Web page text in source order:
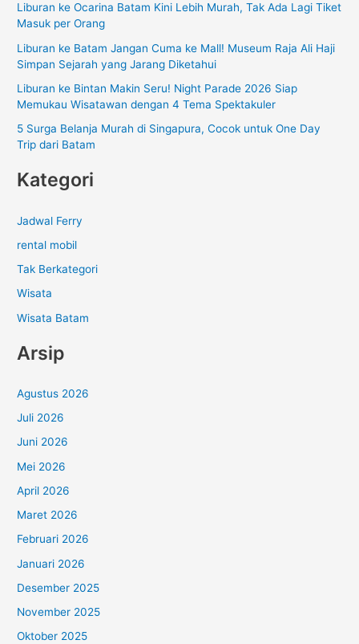
tLiburan ke Ocarina Batam Kini Lebih Murah, Tak Ada Lagi Tiket
Masuk per Orang
Liburan ke Batam Jangan Cuma ke Mall! Museum Raja Ali Haji
Simpan Sejarah yang Jarang Diketahui
Liburan ke Bintan Makin Seru! Night Parade 2026 Siap
Memukau Wisatawan dengan 4 Tema Spektakuler
5 Surga Belanja Murah di Singapura, Cocok untuk One Day
Trip dari Batam
Kategori
Jadwal Ferry
rental mobil
Tak Berkategori
Wisata
Wisata Batam
Arsip
Agustus 2026
Juli 2026
Juni 2026
Mei 2026
April 2026
Maret 2026
Februari 2026
Januari 2026
Desember 2025
November 2025
Oktober 2025